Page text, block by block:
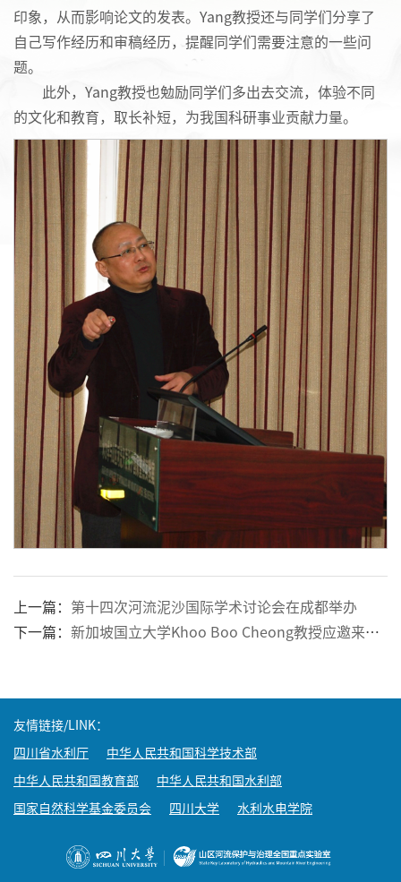
印象，从而影响论文的发表。Yang教授还与同学们分享了
自己写作经历和审稿经历，提醒同学们需要注意的一些问
题。
此外，Yang教授也勉励同学们多出去交流，体验不同
的文化和教育，取长补短，为我国科研事业贡献力量。
上一篇： 第十四次河流泥沙国际学术讨论会在成都举办
下一篇： 新加坡国立大学Khoo Boo Cheong教授应邀来国重室开展学术讲座
友情链接/LINK：
四川省水利厅 中华人民共和国科学技术部
中华人民共和国教育部 中华人民共和国水利部
国家自然科学基金委员会 四川大学 水利水电学院